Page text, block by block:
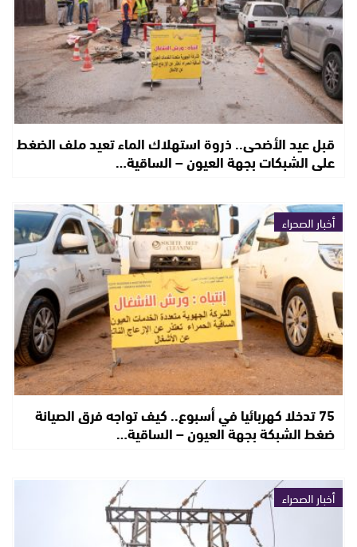
قبل عيد الأضحى.. ذروة استهلاك الماء تعيد ملف الضغط
على الشبكات بجهة العيون – الساقية…
أخبار الصحراء
75 تدخلا كهربائيا في أسبوع.. كيف تواجه فرق الصيانة
ضغط الشبكة بجهة العيون – الساقية…
أخبار الصحراء